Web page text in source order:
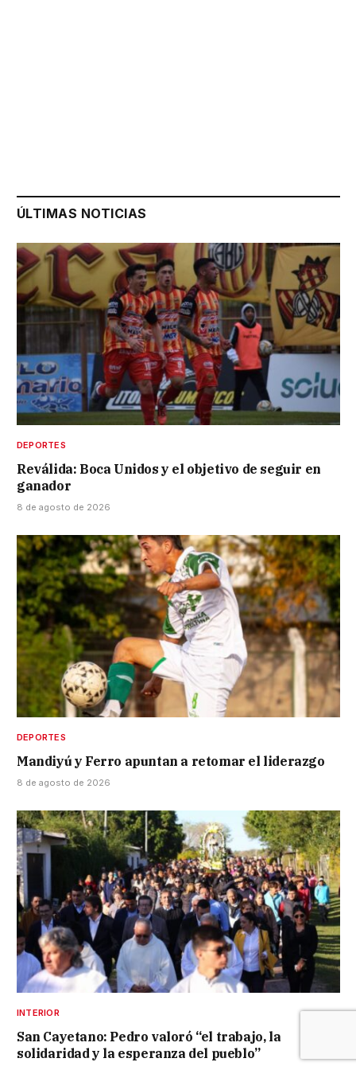
ÚLTIMAS NOTICIAS
DEPORTES
Reválida: Boca Unidos y el objetivo de seguir en
ganador
8 de agosto de 2026
DEPORTES
Mandiyú y Ferro apuntan a retomar el liderazgo
8 de agosto de 2026
INTERIOR
San Cayetano: Pedro valoró “el trabajo, la
solidaridad y la esperanza del pueblo”